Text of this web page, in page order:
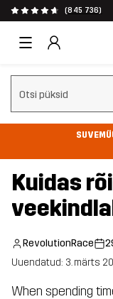
(845 736)
Tühjenda otsing
Kuidas
RevolutionRace
Uuendatud: 3. märts
When spending